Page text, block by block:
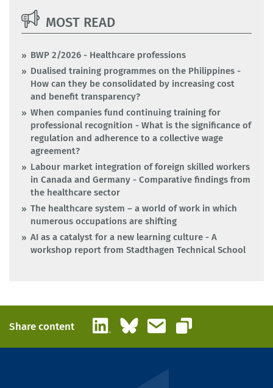
MOST READ
BWP 2/2026 - Healthcare professions
Dualised training programmes on the Philippines -
How can they be consolidated by increasing cost
and benefit transparency?
When companies fund continuing training for
professional recognition - What is the significance of
regulation and adherence to a collective wage
agreement?
Labour market integration of foreign skilled workers
in Canada and Germany - Comparative findings from
the healthcare sector
The healthcare system – a world of work in which
numerous occupations are shifting
AI as a catalyst for a new learning culture - A
workshop report from Stadthagen Technical School
Share content LinkedInBlueskyEmail
Copy link